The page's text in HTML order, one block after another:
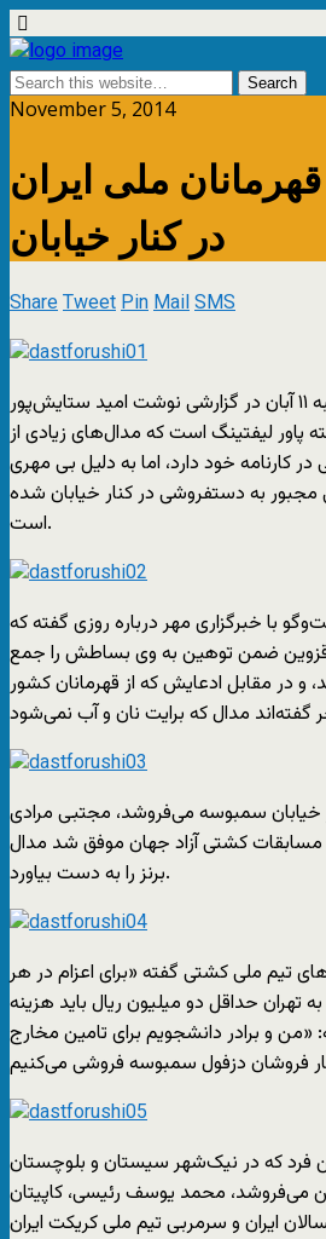
November 5, 2014
ملی ایران
در کنار خیابان
ShareTweetPinMailSMS
خبرگزاری “مهر” یک‌شنبه ۱۱ آبان در گزارشی نوشت امید ستایش‌پور
رشته پاور لیفتینگ است که مدال‌های زیادی از
کارنامه خود دارد، اما به دلیل بی مهری
مجبور به دستفروشی در کنار خیابان شده
است.
با خبرگزاری مهر درباره روزی گفته که
قزوین ضمن توهین به وی بساطش را جمع
و در مقابل ادعایش که از قهرمانان کشور
خیابان سمبوسه می‌فروشد، مجتبی مرادی
که در سال ۱۳۹۰ در مسابقات کشتی آزاد جهان موفق شد مدال
برنز را به دست بیاورد.
تیم ملی کشتی گفته «برای اعزام در هر
تهران حداقل دو میلیون ریال باید هزینه
و برادر دانشجویم برای تامین مخارج
فرد که در نیک‌شهر سیستان و بلوچستان
می‌فروشد، محمد یوسف رئیسی، کاپیتان
ایران و سرمربی تیم ملی کریکت ایران